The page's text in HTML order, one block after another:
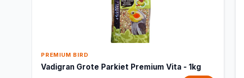
PREMIUM BIRD
Vadigran Grote Parkiet Premium Vita - 1kg